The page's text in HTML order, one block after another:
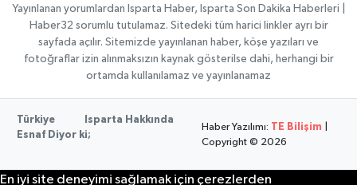
Yayınlanan yorumlardan Isparta Haber, Isparta Son Dakika Haberleri |
Haber32 sorumlu tutulamaz. Sitedeki tüm harici linkler ayrı bir
sayfada açılır. Sitemizde yayınlanan haber, köşe yazıları ve
fotoğraflar izin alınmaksızın kaynak gösterilse dahi, herhangi bir
ortamda kullanılamaz ve yayınlanamaz
Türkiye
Isparta Hakkında
Esnaf Diyor ki;
Haber Yazılımı: TE Bilişim
Copyright © 2026
En iyi site deneyimi sağlamak için çerezlerden